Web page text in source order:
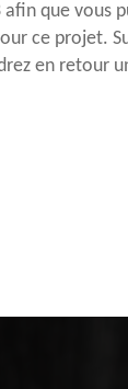
que vous
ce projet.
en retour